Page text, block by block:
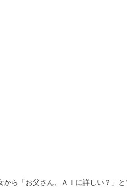
ら「お父さん、ＡＩに詳しい？」